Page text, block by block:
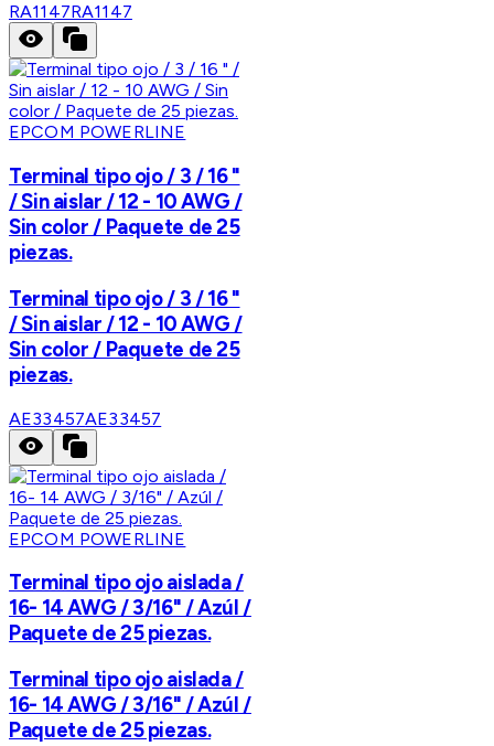
RA1147RA1147
EPCOM POWERLINE
Terminal tipo ojo / 3 / 16 "
/ Sin aislar / 12 - 10 AWG /
Sin color / Paquete de 25
piezas.
Terminal tipo ojo / 3 / 16 "
/ Sin aislar / 12 - 10 AWG /
Sin color / Paquete de 25
piezas.
AE33457AE33457
EPCOM POWERLINE
Terminal tipo ojo aislada /
16- 14 AWG / 3/16" / Azúl /
Paquete de 25 piezas.
Terminal tipo ojo aislada /
16- 14 AWG / 3/16" / Azúl /
Paquete de 25 piezas.